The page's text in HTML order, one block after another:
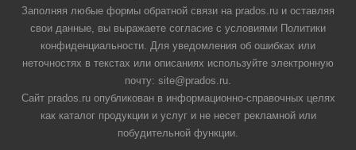
Заполняя любые формы обратной связи на prados.ru и оставляя
свои данные, вы выражаете согласие с условиями Политики
конфиденциальности. Для уведомления об ошибках или
неточностях в текстах или описаниях используйте электронную
почту: site@prados.ru.
Сайт prados.ru опубликован в информационно-справочных целях
как каталог продукции и услуг и не несет рекламной или
побудительной функции.